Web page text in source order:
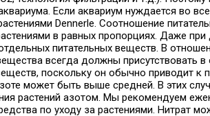
Если аквариум нуждается во
Dennerle. Соотношение
в равных пропорциях. Даже
питательных веществ. В
всегда должны присутствовать
поскольку он обычно приводит
может быть выше средней. В этих
растений азотом. Мы рекомендуем
по уходу за растениями. Нитрат